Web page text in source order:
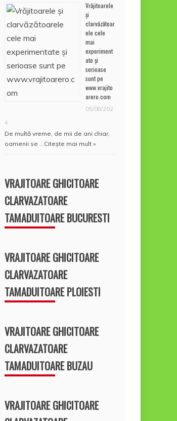
Vrăjitoarele
și
clarvăzătoar
ele cele
mai
experiment
ate și
serioase
sunt pe
www.vrajito
arero.com
05/08/202
4
De multă vreme, de mii de ani chiar,
oamenii se … Citește mai mult »
VRAJITOARE GHICITOARE
CLARVAZATOARE
TAMADUITOARE BUCURESTI
VRAJITOARE GHICITOARE
CLARVAZATOARE
TAMADUITOARE PLOIESTI
VRAJITOARE GHICITOARE
CLARVAZATOARE
TAMADUITOARE BUZAU
VRAJITOARE GHICITOARE